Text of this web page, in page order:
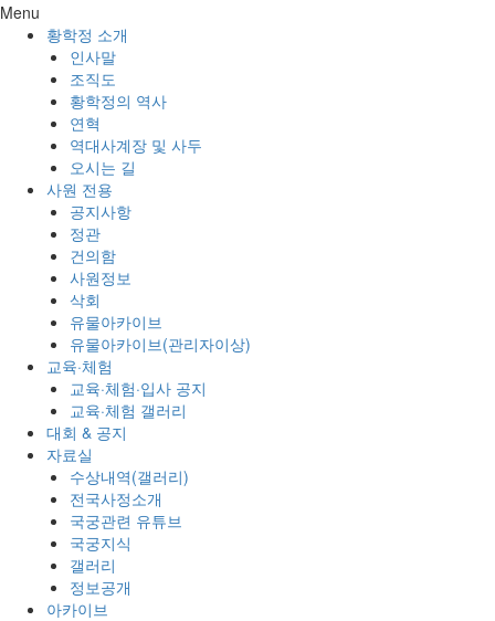
Menu
황학정 소개
인사말
조직도
황학정의 역사
연혁
역대사계장 및 사두
오시는 길
사원 전용
공지사항
정관
건의함
사원정보
삭회
유물아카이브
유물아카이브(관리자이상)
교육·체험
교육·체험·입사 공지
교육·체험 갤러리
대회 & 공지
자료실
수상내역(갤러리)
전국사정소개
국궁관련 유튜브
국궁지식
갤러리
정보공개
아카이브